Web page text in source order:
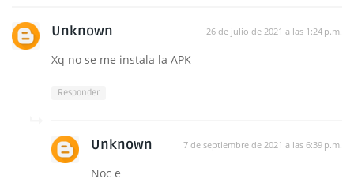
Unknown 26 de julio de 2021 a las 1:24 p.m.
Xq no se me instala la APK
Responder
Unknown 7 de septiembre de 2021 a las 6:39 p.m.
Noc e